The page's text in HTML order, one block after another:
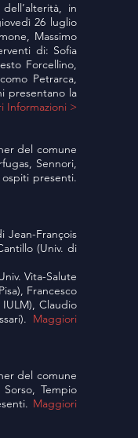
in
26 luglio
Massimo
di: Sofia
Forcellino,
Petrarca,
presentano la
Informazioni >
del comune
Sennori,
presenti.
Jean-François
(Univ. di
Vita-Salute
Francesco
Claudio
Maggiori
del comune
Tempio
Maggiori